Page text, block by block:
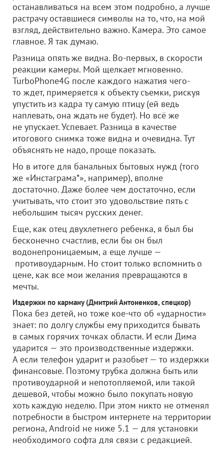
останавливаться на всем этом подробно, а лучше
растрачу оставшиеся символы на то, что, на мой
взгляд, действительно важно. Камера. Это самое
главное. Я так думаю.
Разница опять же видна. Во-первых, в скорости
реакции камеры. Мой щелкает мгновенно.
TurboPhone4G после каждого нажатия чего-
то ждет, примеряется к объекту съемки, рискуя
упустить из кадра ту самую птицу (ей ведь
наплевать, она ждать не будет). Но всё же
не упускает. Успевает. Разница в качестве
итогового снимка тоже видна и очевидна. Тут
объяснять не надо, проще показать.
Но в итоге для банальных бытовых нужд (того
же «Инстаграма*», например), вполне
достаточно. Даже более чем достаточно, если
учитывать, что стоит это удовольствие пять с
небольшим тысяч русских денег.
Еще, как отец двухлетнего ребенка, я был бы
бесконечно счастлив, если бы он был
водонепроницаемым, а еще лучше —
противоударным. Но стоит только вспомнить о
цене, как все мои желания превращаются в
мечты.
Издержки по карману (Дмитрий Антоненков, спецкор)
Пока без детей, но тоже кое-что об «ударности»
знает: по долгу службы ему приходится бывать
в самых горячих точках области. И если Дима
ударится — это производственные издержки.
А если телефон ударит и разобьет — то издержки
финансовые. Поэтому трубка должна быть или
противоударной и непотопляемой, или такой
дешевой, чтобы можно было покупать новую
хоть каждую неделю. При этом никто не отменял
потребности в быстром интернете на территории
региона, Android не ниже 5.1 — для установки
необходимого софта для связи с редакцией.